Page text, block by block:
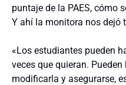
puntaje de la PAES, cómo
Y ahí la monitora nos dejó
«Los estudiantes pueden
veces que quieran.
modificarla y asegurarse,